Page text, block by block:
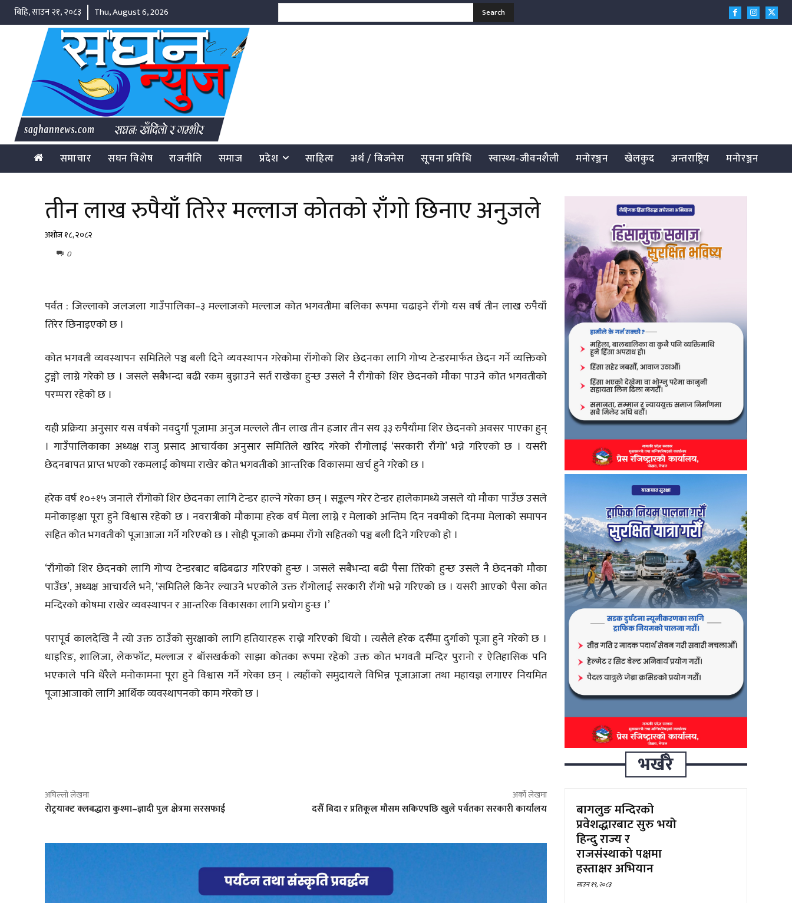
बिहि, साउन २१, २०८३ Thu, August 6, 2026 Search
समाचार सघन विशेष राजनीति समाज प्रदेश साहित्य अर्थ / बिजनेस सूचना प्रविधि स्वास्थ्य-जीवनशैली मनोरञ्जन खेलकुद अन्तराष्ट्रिय मनोरञ्जन
तीन लाख रुपैयाँ तिरेर मल्लाज कोतको राँगो छिनाए अनुजले
अशोज १८, २०८२
0
पर्वत : जिल्लाको जलजला गाउँपालिका–३ मल्लाजको मल्लाज कोत भगवतीमा बलिका रूपमा चढाइने राँगो यस वर्ष तीन लाख रुपैयाँ
तिरेर छिनाइएको छ ।
कोत भगवती व्यवस्थापन समितिले पञ्च बली दिने व्यवस्थापन गरेकोमा राँगोको शिर छेदनका लागि गोप्य टेन्डरमार्फत छेदन गर्ने व्यक्तिको
टुङ्गो लाग्ने गरेको छ । जसले सबैभन्दा बढी रकम बुझाउने सर्त राखेका हुन्छ उसले नै राँगोको शिर छेदनको मौका पाउने कोत भगवतीको
परम्परा रहेको छ ।
यही प्रक्रिया अनुसार यस वर्षको नवदुर्गा पूजामा अनुज मल्लले तीन लाख तीन हजार तीन सय ३३ रुपैयाँमा शिर छेदनको अवसर पाएका हुन्
। गाउँपालिकाका अध्यक्ष राजु प्रसाद आचार्यका अनुसार समितिले खरिद गरेको राँगोलाई ‘सरकारी राँगो’ भन्ने गरिएको छ । यसरी
छेदनबापत प्राप्त भएको रकमलाई कोषमा राखेर कोत भगवतीको आन्तरिक विकासमा खर्च हुने गरेको छ ।
हरेक वर्ष १०÷१५ जनाले राँगोको शिर छेदनका लागि टेन्डर हाल्ने गरेका छन् । सङ्कल्प गरेर टेन्डर हालेकामध्ये जसले यो मौका पाउँछ उसले
मनोकाङ्क्षा पूरा हुने विश्वास रहेको छ । नवरात्रीको मौकामा हरेक वर्ष मेला लाग्ने र मेलाको अन्तिम दिन नवमीको दिनमा मेलाको समापन
सहित कोत भगवतीको पूजाआजा गर्ने गरिएको छ । सोही पूजाको क्रममा राँगो सहितको पञ्च बली दिने गरिएको हो ।
‘राँगोको शिर छेदनको लागि गोप्य टेन्डरबाट बढिबढाउ गरिएको हुन्छ । जसले सबैभन्दा बढी पैसा तिरेको हुन्छ उसले नै छेदनको मौका
पाउँछ’, अध्यक्ष आचार्यले भने, ‘समितिले किनेर ल्याउने भएकोले उक्त राँगोलाई सरकारी राँगो भन्ने गरिएको छ । यसरी आएको पैसा कोत
मन्दिरको कोषमा राखेर व्यवस्थापन र आन्तरिक विकासका लागि प्रयोग हुन्छ ।’
परापूर्व कालदेखि नै त्यो उक्त ठाउँको सुरक्षाको लागि हतियारहरू राख्ने गरिएको थियो । त्यसैले हरेक दसैँमा दुर्गाको पूजा हुने गरेको छ ।
धाइरिङ, शालिजा, लेकफाँट, मल्लाज र बाँसखर्कको साझा कोतका रूपमा रहेको उक्त कोत भगवती मन्दिर पुरानो र ऐतिहासिक पनि
भएकाले पनि धेरैले मनोकामना पूरा हुने विश्वास गर्ने गरेका छन् । त्यहाँको समुदायले विभिन्न पूजाआजा तथा महायज्ञ लगाएर नियमित
पूजाआजाको लागि आर्थिक व्यवस्थापनको काम गरेको छ ।
अघिल्लो लेखमा
रोट्रयाक्ट क्लबद्धारा कुश्मा–ज्ञादी पुल क्षेत्रमा सरसफाई
अर्को लेखमा
दसैँ बिदा र प्रतिकूल मौसम सकिएपछि खुले पर्वतका सरकारी कार्यालय
भर्खरै
बागलुङ मन्दिरको
प्रवेशद्धारबाट सुरु भयो
हिन्दु राज्य र
राजसंस्थाको पक्षमा
हस्ताक्षर अभियान
साउन १९, २०८३